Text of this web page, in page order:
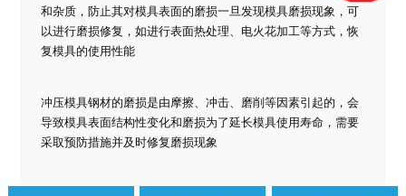
和杂质，防止其对模具表面的磨损一旦发现模具磨损现象，可
以进行磨损修复，如进行表面热处理、电火花加工等方式，恢
复模具的使用性能
冲压模具钢材的磨损是由摩擦、冲击、磨削等因素引起的，会
导致模具表面结构性变化和磨损为了延长模具使用寿命，需要
采取预防措施并及时修复磨损现象